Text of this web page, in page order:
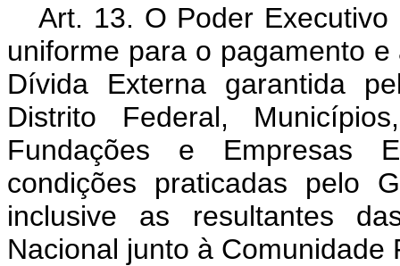
Art. 13. O Poder
uniforme para o pagamento
Dívida Externa garantida
Distrito Federal,
Fundações e Empresas
condições praticadas pelo
inclusive as resultantes
Nacional junto à Comunidade